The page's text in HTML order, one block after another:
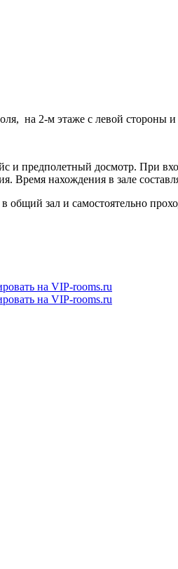
на 2-м этаже с левой стороны
и предполетный досмотр. При
Время нахождения в зале
общий зал и самостоятельно